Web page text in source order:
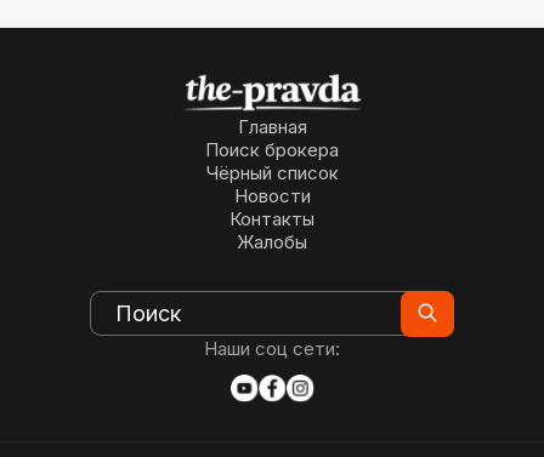
Главная
Поиск брокера
Чёрный список
Новости
Контакты
Жалобы
Наши соц сети: